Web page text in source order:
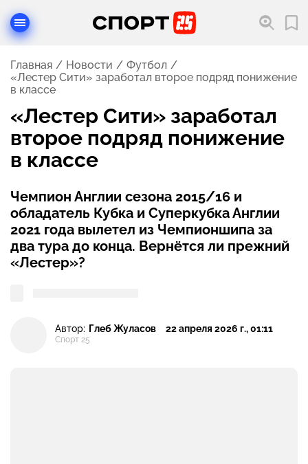
Главная Новости
Футбол
«Лестер Сити» заработал второе подряд понижение
в классе
«Лестер Сити» заработал
второе подряд понижение
в классе
Чемпион Англии сезона 2015/16 и
обладатель Кубка и Суперкубка Англии
2021 года вылетел из Чемпионшипа за
два тура до конца. Вернётся ли прежний
«Лестер»?
Автор: Глеб Жуласов
Спорт 25
22 апреля 2026 г., 01:11